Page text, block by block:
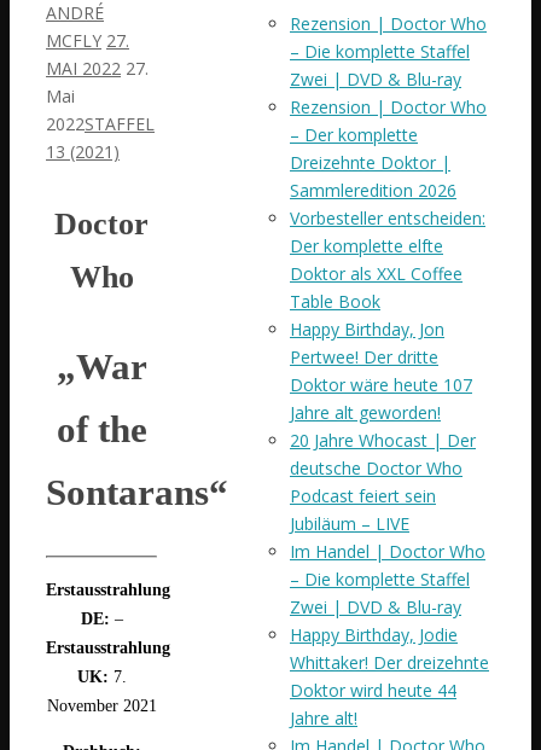
ANDRÉ
MCFLY 27.
MAI 2022 27.
Mai
2022STAFFEL
13 (2021)
Doctor
Who
„War
of the
Sontarans“
Erstausstrahlung
DE: –
Erstausstrahlung
UK: 7.
November 2021
Rezension | Doctor Who
– Die komplette Staffel
Zwei | DVD & Blu-ray
Rezension | Doctor Who
– Der komplette
Dreizehnte Doktor |
Sammleredition 2026
Vorbesteller entscheiden:
Der komplette elfte
Doktor als XXL Coffee
Table Book
Happy Birthday, Jon
Pertwee! Der dritte
Doktor wäre heute 107
Jahre alt geworden!
20 Jahre Whocast | Der
deutsche Doctor Who
Podcast feiert sein
Jubiläum – LIVE
Im Handel | Doctor Who
– Die komplette Staffel
Zwei | DVD & Blu-ray
Happy Birthday, Jodie
Whittaker! Der dreizehnte
Doktor wird heute 44
Jahre alt!